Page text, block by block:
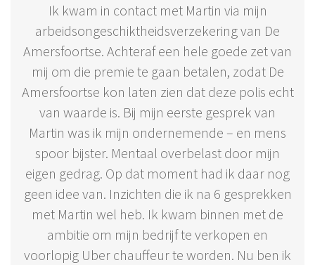
Ik kwam in contact met Martin via mijn
arbeidsongeschiktheidsverzekering van De
Amersfoortse. Achteraf een hele goede zet van
mij om die premie te gaan betalen, zodat De
Amersfoortse kon laten zien dat deze polis echt
van waarde is. Bij mijn eerste gesprek van
Martin was ik mijn ondernemende – en mens
spoor bijster. Mentaal overbelast door mijn
eigen gedrag. Op dat moment had ik daar nog
geen idee van. Inzichten die ik na 6 gesprekken
met Martin wel heb. Ik kwam binnen met de
ambitie om mijn bedrijf te verkopen en
voorlopig Uber chauffeur te worden. Nu ben ik